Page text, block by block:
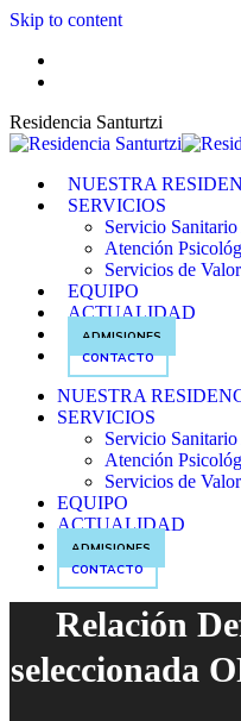
Skip to content
Residencia Santurtzi
NUESTRA
SERVICIOS
Servicio
Atención
Servicios de
EQUIPO
ACTUALIDAD
ADMISIONES
CONTACTO
NUESTRA
SERVICIOS
Servicio
Atención
Servicios de
EQUIPO
ACTUALIDAD
ADMISIONES
CONTACTO
Relación
seleccionada